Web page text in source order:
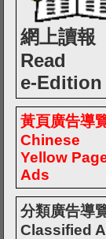
網上讀報
Read
e-Edition
黃頁廣告導
Chinese
Yellow
Ads
分類廣告導
Classified